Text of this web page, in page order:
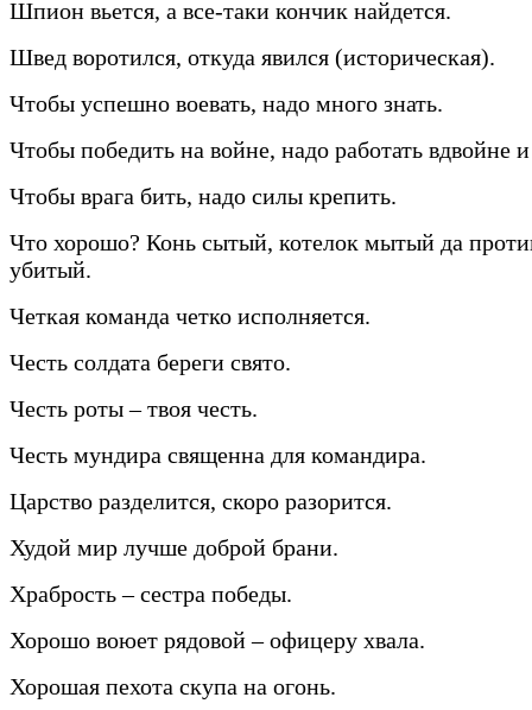
Шпион вьется, а все-таки кончик найдется.
Швед воротился, откуда явился (историческая).
Чтобы успешно воевать, надо много знать.
Чтобы победить на войне, надо работать вдвойне
Чтобы врага бить, надо силы крепить.
Что хорошо? Конь сытый, котелок мытый да
убитый.
Четкая команда четко исполняется.
Честь солдата береги свято.
Честь роты – твоя честь.
Честь мундира священна для командира.
Царство разделится, скоро разорится.
Худой мир лучше доброй брани.
Храбрость – сестра победы.
Хорошо воюет рядовой – офицеру хвала.
Хорошая пехота скупа на огонь.